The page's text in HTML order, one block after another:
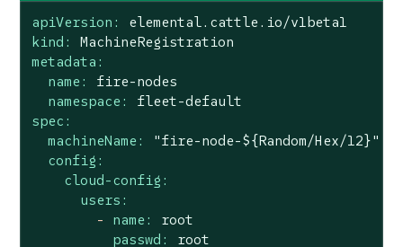
apiVersion:
elemental.cattle.io/v1beta1
kind:
MachineRegistration
metadata:
name:
fire-nodes
namespace:
fleet-default
spec:
machineName:
"fire-node-${Random/Hex/12}"
config:
cloud-config:
users:
-
name:
root
passwd:
root